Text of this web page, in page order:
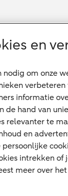
en
om onze
informatie
hand van
relevanter te
en
intrekken
meer over